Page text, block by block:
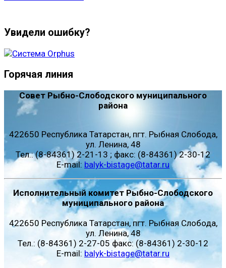
Увидели ошибку?
Горячая линия
Совет Рыбно-Слободского муниципального
района
422650 Республика Татарстан, пгт. Рыбная Слобода,
ул. Ленина, 48
Тел.: (8-84361) 2-21-13 ; факс: (8-84361) 2-30-12
E-mail: balyk-bistage@tatar.ru
Исполнительный комитет Рыбно-Слободского
муниципального района
422650 Республика Татарстан, пгт. Рыбная Слобода,
ул. Ленина, 48
Тел.: (8-84361) 2-27-05 факс: (8-84361) 2-30-12
E-mail: balyk-bistage@tatar.ru